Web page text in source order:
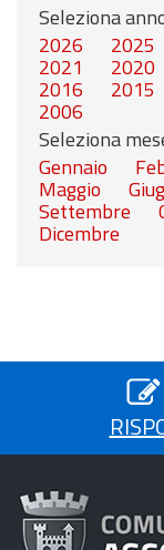
Seleziona
2026
2025
2021 2020
2016 2015
2006
Seleziona
Gennaio
Maggio
Settembre
Dicembre